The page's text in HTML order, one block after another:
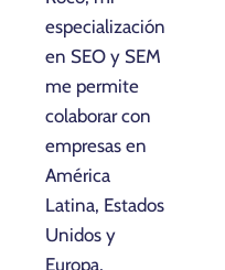
especialización
en SEO y SEM
me permite
colaborar con
empresas en
América
Latina, Estados
Unidos y
Europa,